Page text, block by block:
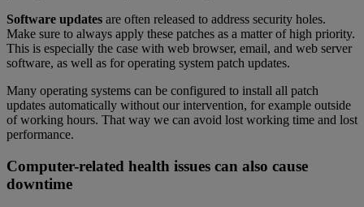
Software updates are often released to address security holes.
Make sure to always apply these patches as a matter of high priority.
This is especially the case with web browser, email, and web server
software, as well as for operating system patch updates.
Many operating systems can be configured to install all patch
updates automatically without our intervention, for example outside
of working hours. That way we can avoid lost working time and lost
performance.
Computer-related health issues can also cause
downtime